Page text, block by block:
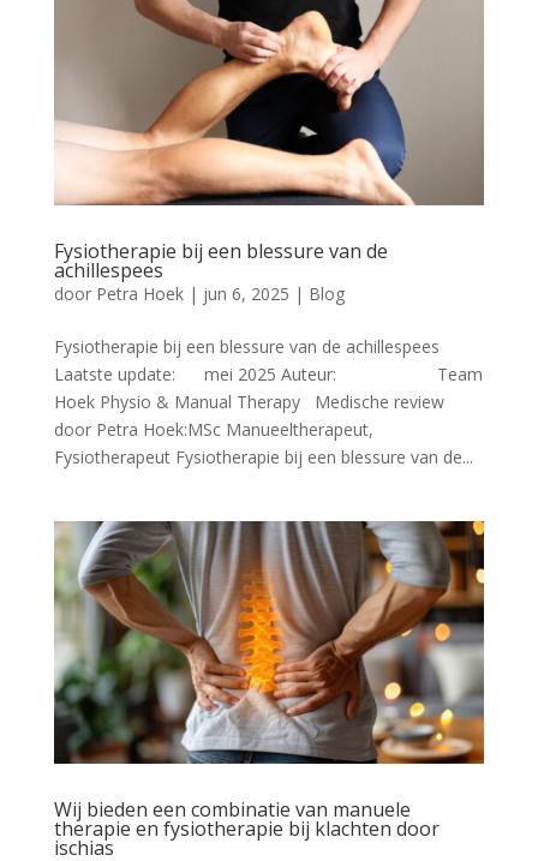
Fysiotherapie bij een blessure van de
achillespees
door Petra Hoek| jun 6, 2025 | Blog
Fysiotherapie bij een blessure van de achillespees
Laatste update: mei 2025 Auteur: Team
Hoek Physio & Manual Therapy Medische review
door Petra Hoek:MSc Manueeltherapeut,
Fysiotherapeut Fysiotherapie bij een blessure van de...
Wij bieden een combinatie van manuele
therapie en fysiotherapie bij klachten door
ischias